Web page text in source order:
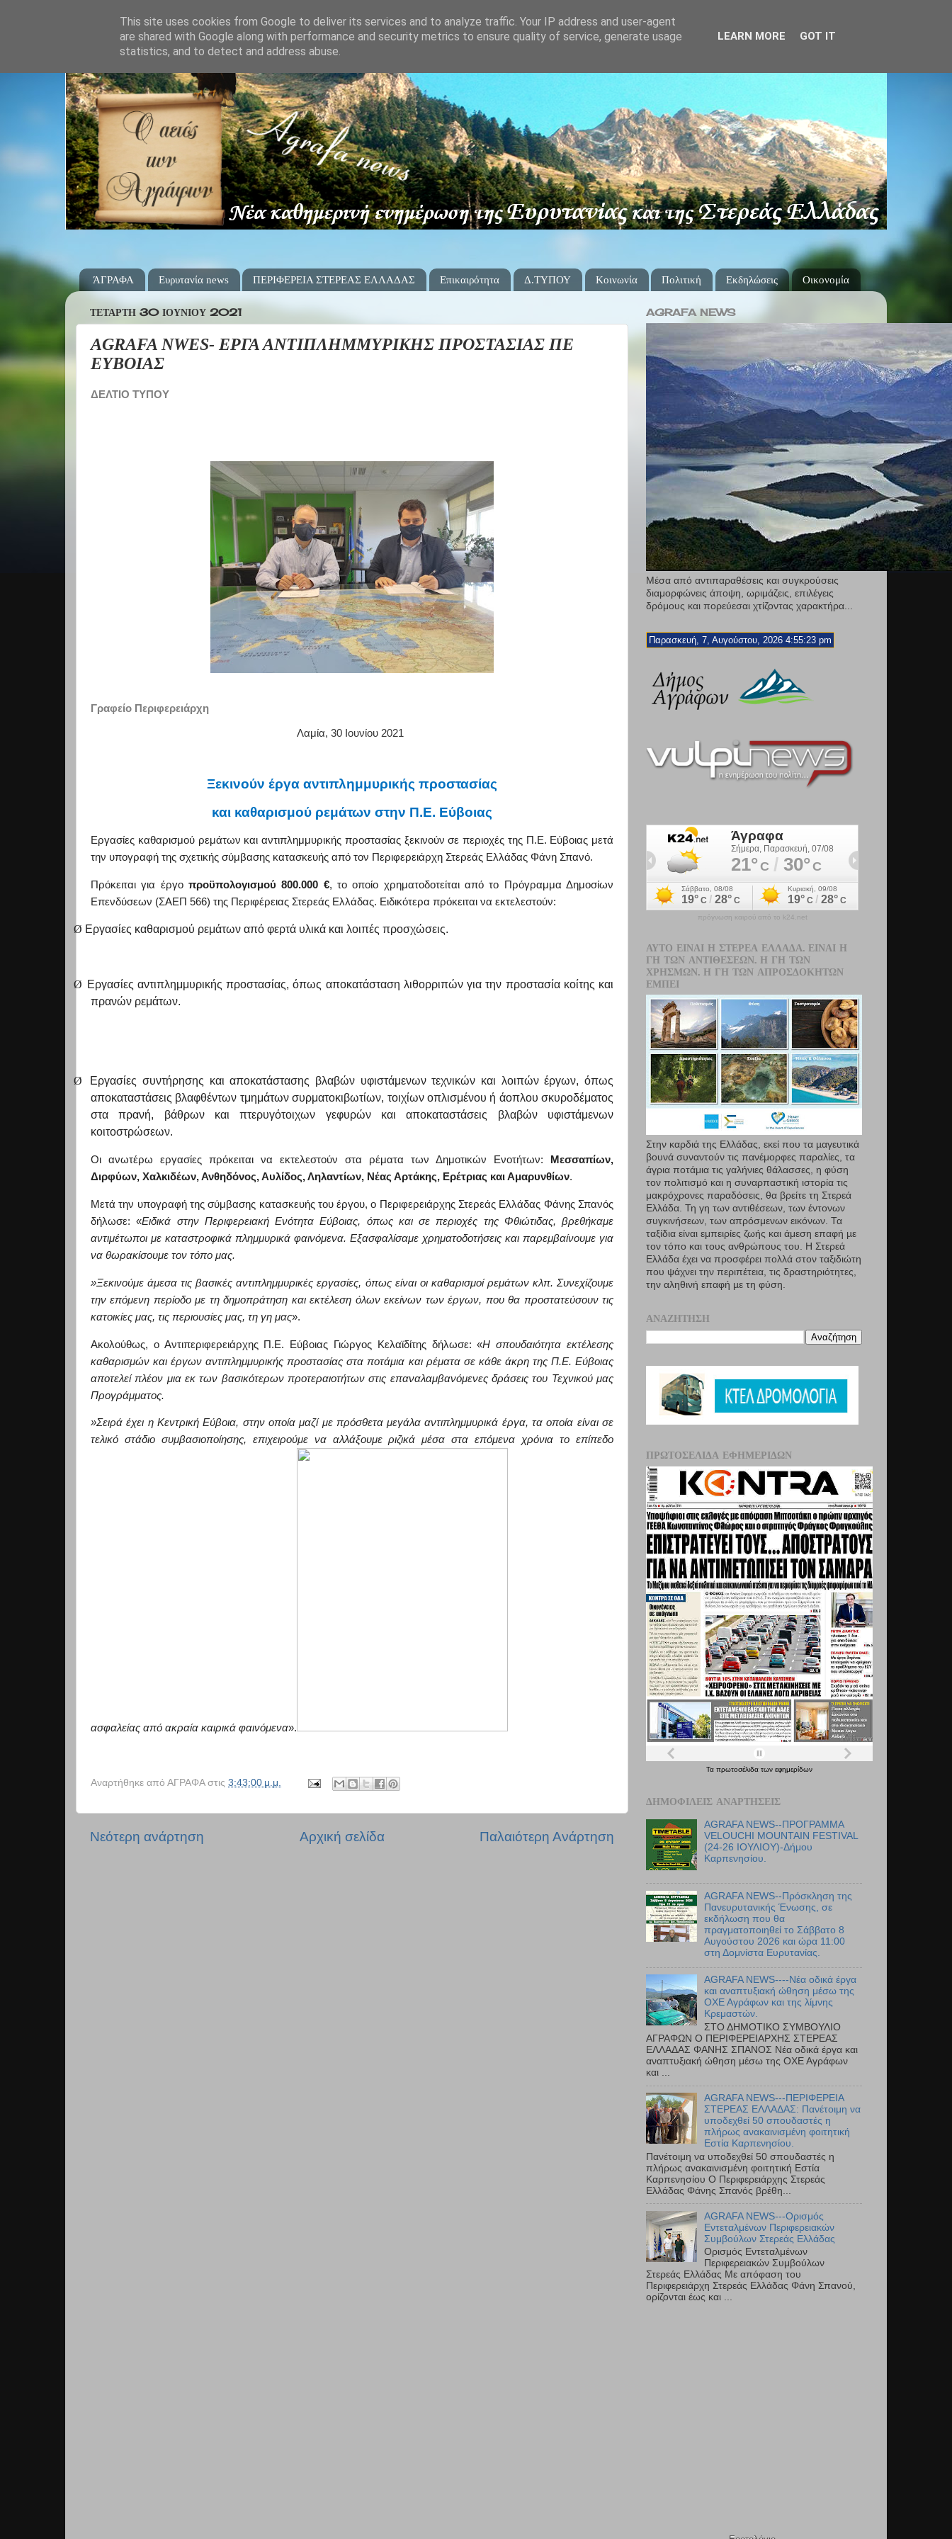
ΆΓΡΑΦΑ Ευρυτανία news ΠΕΡΙΦΕΡΕΙΑ ΣΤΕΡΕΑΣ ΕΛΛΑΔΑΣ Επικαιρότητα Δ.ΤΥΠΟΥ Κοινωνία Πολιτική Εκδηλώσεις Οικονομία
ΤΕΤΆΡΤΗ 30 ΙΟΥΝΊΟΥ 2021
AGRAFA NWES- ΕΡΓΑ ΑΝΤΙΠΛΗΜΜΥΡΙΚΗΣ ΠΡΟΣΤΑΣΙΑΣ ΠΕ
ΕΥΒΟΙΑΣ
ΔΕΛΤΙΟ ΤΥΠΟΥ
Γραφείο Περιφερειάρχη
Λαμία, 30 Ιουνίου 2021
Ξεκινούν έργα αντιπλημμυρικής προστασίας
και καθαρισμού ρεμάτων στην Π.Ε. Εύβοιας
Εργασίες καθαρισμού ρεμάτων και αντιπλημμυρικής προστασίας ξεκινούν σε περιοχές της Π.Ε. Εύβοιας μετά
την υπογραφή της σχετικής σύμβασης κατασκευής από τον Περιφερειάρχη Στερεάς Ελλάδας Φάνη Σπανό.
Πρόκειται για έργοπροϋπολογισμού 800.000 €, τοοποίο χρηματοδοτείται από το Πρόγραμμα Δημοσίων
Επενδύσεων (ΣΑΕΠ 566) της Περιφέρειας Στερεάς Ελλάδας. Ειδικότερα πρόκειται να εκτελεστούν:
Ø Εργασίες καθαρισμού ρεμάτων από φερτά υλικά και λοιπές προσχώσεις.
Ø Εργασίες αντιπλημμυρικής προστασίας, όπως αποκατάσταση λιθορριπών για την προστασία κοίτης και
πρανών ρεμάτων.
Ø
Εργασίες συντήρησης και αποκατάστασης βλαβών υφιστάμενων τεχνικών και λοιπών έργων, όπως
αποκαταστάσεις βλαφθέντων τμημάτων συρματοκιβωτίων, τοιχίων οπλισμένου ή άοπλου σκυροδέματος
στα πρανή, βάθρων και πτερυγότοιχων γεφυρών και αποκαταστάσεις βλαβών υφιστάμενων
κοιτοστρώσεων.
Οι ανωτέρω εργασίες πρόκειται να εκτελεστούν στα ρέματα των Δημοτικών Ενοτήτων:
Μεσσαπίων,
Διρφύων, Χαλκιδέων, Ανθηδόνος, Αυλίδος, Ληλαντίων, Νέας Αρτάκης, Ερέτριας και Αμαρυνθίων.
Μετά την υπογραφή της σύμβασης κατασκευής του έργου, ο Περιφερειάρχης Στερεάς Ελλάδας Φάνης Σπανός
δήλωσε: «Ειδικά στην Περιφερειακή Ενότητα Εύβοιας, όπως και σε περιοχές της Φθιώτιδας, βρεθήκαμε
αντιμέτωποι με καταστροφικά πλημμυρικά φαινόμενα. Εξασφαλίσαμε χρηματοδοτήσεις και παρεμβαίνουμε για
να θωρακίσουμε τον τόπο μας.
»Ξεκινούμε άμεσα τις βασικές αντιπλημμυρικές εργασίες, όπως είναι οι καθαρισμοί ρεμάτων κλπ. Συνεχίζουμε
την επόμενη περίοδο με τη δημοπράτηση και εκτέλεση όλων εκείνων των έργων, που θα προστατεύσουν τις
κατοικίες μας, τις περιουσίες μας, τη γη μας».
Ακολούθως, ο Αντιπεριφερειάρχης Π.Ε. Εύβοιας Γιώργος Κελαϊδίτης δήλωσε: «Η σπουδαιότητα εκτέλεσης
καθαρισμών και έργων αντιπλημμυρικής προστασίας στα ποτάμια και ρέματα σε κάθε άκρη της Π.Ε. Εύβοιας
αποτελεί πλέον μια εκ των βασικότερων προτεραιοτήτων στις επαναλαμβανόμενες δράσεις του Τεχνικού μας
Προγράμματος.
»Σειρά έχει η Κεντρική Εύβοια, στην οποία μαζί με πρόσθετα μεγάλα αντιπλημμυρικά έργα, τα οποία είναι σε
τελικό στάδιο συμβασιοποίησης, επιχειρούμε να αλλάξουμε ριζικά μέσα στα επόμενα χρόνια το επίπεδο
ασφαλείας από ακραία καιρικά φαινόμενα».
Αναρτήθηκε από ΑΓΡΑΦΑ στις 3:43:00 μ.μ.
Νεότερη ανάρτηση Παλαιότερη Ανάρτηση
Αρχική σελίδα
AGRAFA NEWS
Μέσα από αντιπαραθέσεις και συγκρούσεις
διαμορφώνεις άποψη, ωριμάζεις, επιλέγεις
δρόμους και πορεύεσαι χτίζοντας χαρακτήρα...
Παρασκευή, 7, Αυγούστου, 2026 4:55:25 pm
πρόγνωση καιρού από το k24.net
ΑΥΤΌ ΕΊΝΑΙ Η ΣΤΕΡΕΆ ΕΛΛΆΔΑ. ΕΊΝΑΙ Η
ΓΗ ΤΩΝ ΑΝΤΙΘΈΣΕΩΝ. Η ΓΗ ΤΩΝ
ΧΡΗΣΜΏΝ. Η ΓΗ ΤΩΝ ΑΠΡΟΣΔΌΚΗΤΩΝ
ΕΜΠΕΙ
Στην καρδιά της Ελλάδας, εκεί που τα µαγευτικά
βουνά συναντούν τις πανέμορφες παραλίες, τα
άγρια ποτάμια τις γαλήνιες θάλασσες, η φύση
τον πολιτισμό και η συναρπαστική ιστορία τις
μακρόχρονες παραδόσεις, θα βρείτε τη Στερεά
Ελλάδα. Τη γη των αντιθέσεων, των έντονων
συγκινήσεων, των απρόσμενων εικόνων. Τα
ταξίδια είναι εμπειρίες ζωής και άμεση επαφή µε
τον τόπο και τους ανθρώπους του. Η Στερεά
Ελλάδα έχει να προσφέρει πολλά στον ταξιδιώτη
που ψάχνει την περιπέτεια, τις δραστηριότητες,
την αληθινή επαφή µε τη φύση.
ΑΝΑΖΉΤΗΣΗ
ΠΡΩΤΟΣΈΛΙΔΑ ΕΦΗΜΕΡΊΔΩΝ
Τα πρωτοσέλιδα των εφημερίδων
ΔΗΜΟΦΙΛΕΊΣ ΑΝΑΡΤΉΣΕΙΣ
AGRAFA NEWS--ΠΡΟΓΡΑΜΜΑ
VELOUCHI MOUNTAIN FESTIVAL
(24-26 ΙΟΥΛΙΟΥ)-Δήμου
Καρπενησίου.
AGRAFA NEWS--Πρόσκληση της
Πανευρυτανικής Ένωσης, σε
εκδήλωση που θα
πραγματοποιηθεί το Σάββατο 8
Αυγούστου 2026 και ώρα 11:00
στη Δομνίστα Ευρυτανίας.
AGRAFA NEWS----Νέα οδικά έργα
και αναπτυξιακή ώθηση μέσω της
ΟΧΕ Αγράφων και της λίμνης
Κρεμαστών.
ΣΤΟ ΔΗΜΟΤΙΚΟ ΣΥΜΒΟΥΛΙΟ
ΑΓΡΑΦΩΝ Ο ΠΕΡΙΦΕΡΕΙΑΡΧΗΣ ΣΤΕΡΕΑΣ
ΕΛΛΑΔΑΣ ΦΑΝΗΣ ΣΠΑΝΟΣ Νέα οδικά έργα και
αναπτυξιακή ώθηση μέσω της ΟΧΕ Αγράφων
και ...
AGRAFA NEWS---ΠΕΡΙΦΕΡΕΙΑ
ΣΤΕΡΕΑΣ ΕΛΛΑΔΑΣ: Πανέτοιμη να
υποδεχθεί 50 σπουδαστές η
πλήρως ανακαινισμένη φοιτητική
Εστία Καρπενησίου.
Πανέτοιμη να υποδεχθεί 50 σπουδαστές η
πλήρως ανακαινισμένη φοιτητική Εστία
Καρπενησίου Ο Περιφερειάρχης Στερεάς
Ελλάδας Φάνης Σπανός βρέθη...
AGRAFA NEWS---Ορισμός
Εντεταλμένων Περιφερειακών
Συμβούλων Στερεάς Ελλάδας
Ορισμός Εντεταλμένων
Περιφερειακών Συμβούλων
Στερεάς Ελλάδας Με απόφαση του
Περιφερειάρχη Στερεάς Ελλάδας Φάνη Σπανού,
ορίζονται έως και ...
This site uses cookies from Google to deliver its services and to analyze traffic. Your IP address and user-agent
are shared with Google along with performance and security metrics to ensure quality of service, generate usage
statistics, and to detect and address abuse.
LEARN MORE GOT IT